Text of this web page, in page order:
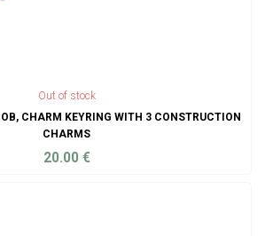
Out of stock
CHARM KEYRING WITH 3 CONSTRUCTION
CHARMS
20.00 €